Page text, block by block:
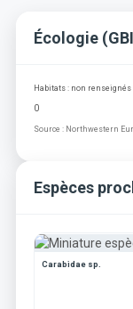
Écologie
Habitats : non renseignés
0
Source : Northwestern
Espèces
Carabidae sp.